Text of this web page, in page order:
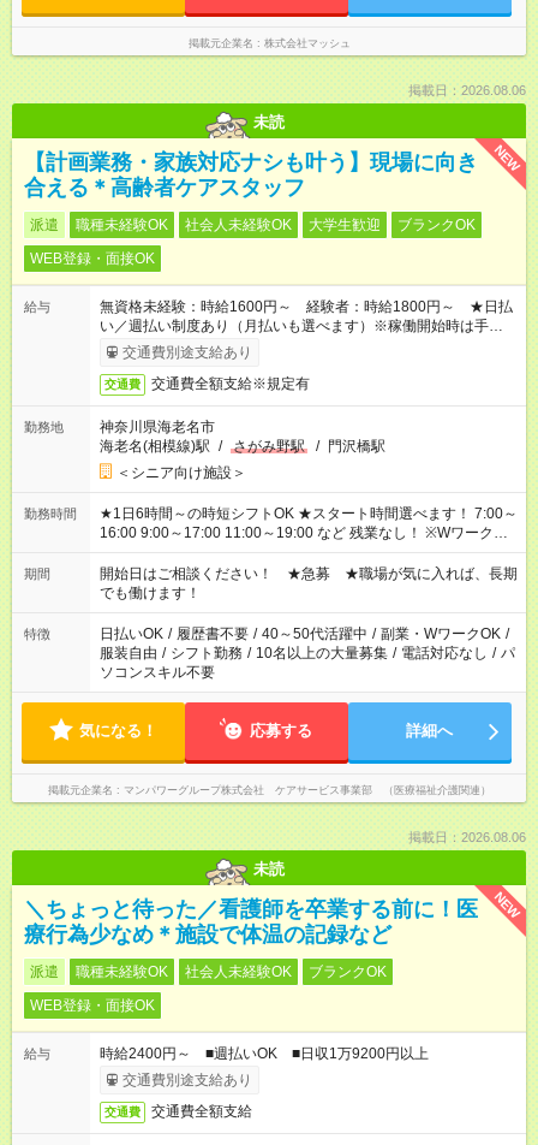
掲載元企業名 株式会社マッシュ
掲載日：2026.08.06
未読
NEW
【計画業務・家族対応ナシも叶う】現場に向き
合える＊高齢者ケアスタッフ
派遣 職種未経験OK 社会人未経験OK 大学生歓迎
ブランクOK
WEB登録・面接OK
給与
無資格未経験：時給1600円～ 経験者：時給1800円～ ★日払
い／週払い制度あり（月払いも選べます）※稼働開始時は手続き
完了次第のお支払いとなります。
交通費別途支給あり
交通費 交通費全額支給※規定有
勤務地
神奈川県海老名市
海老名(相模線)駅 / さがみ野駅 / 門沢橋駅
＜シニア向け施設＞
勤務時間
★1日6時間～の時短シフトOK ★スタート時間選べます！ 7:00～
16:00 9:00～17:00 11:00～19:00 など 残業なし！ ※Wワークの
場合、他のお仕事と合わせ週40時間超の就業はご案内できませ
ん ※法令に基づき、週20時間以上勤務は社会保険への加入対象
となります ※労働者派遣法（日雇い派遣の原則禁止）により、
短時間・短期間の就業はご案内が難しい場合があります
期間
開始日はご相談ください！ ★急募 ★職場が気に入れば、長期
でも働けます！
特徴 日払いOK / 履歴書不要 / 40～50代活躍中 / 副業・WワークOK /
服装自由 / シフト勤務 / 10名以上の大量募集 / 電話対応なし / パ
ソコンスキル不要
気になる！ 応募する 詳細へ
掲載元企業名 マンパワーグループ株式会社 ケアサービス事業部 （医療福祉介護関連）
掲載日：2026.08.06
未読
NEW
＼ちょっと待った／看護師を卒業する前に！医
療行為少なめ＊施設で体温の記録など
派遣 職種未経験OK 社会人未経験OK
ブランクOK
WEB登録・面接OK
給与
時給2400円～ ■週払いOK ■日収1万9200円以上
交通費別途支給あり
交通費 交通費全額支給